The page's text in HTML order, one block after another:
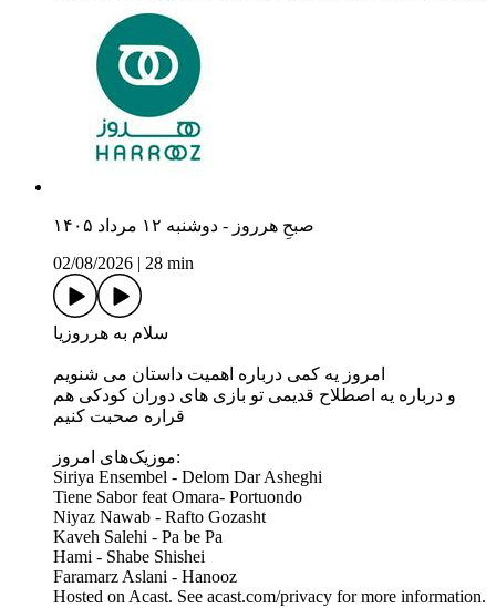
صبحِ هرروز - دوشنبه ۱۲ مرداد ۱۴۰۵
02/08/2026
28 min
سلام به هرروزیا
امروز یه کمی درباره اهمیت داستان می شنویم
و درباره یه اصطلاح قدیمی تو بازی های دوران کودکی هم
قراره صحبت کنیم
موزیک‌های امروز:
Siriya Ensembel - Delom Dar Asheghi
Tiene Sabor feat Omara- Portuondo
Niyaz Nawab - Rafto Gozasht
Kaveh Salehi - Pa be Pa
Hami - Shabe Shishei
Faramarz Aslani - Hanooz
Hosted on Acast. See acast.com/privacy for more information.